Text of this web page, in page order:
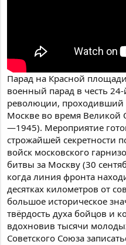
Парад на Красной
военный парад в честь
революции, проходивший
Москве во время Великой
—1945). Мероприятие
строжайшей секретности
войск московского
битвы за Москву (30
когда линия фронта
десятках километров от
большое историческое
твёрдость духа бойцов и
вдохновив тысячи
Советского Союза